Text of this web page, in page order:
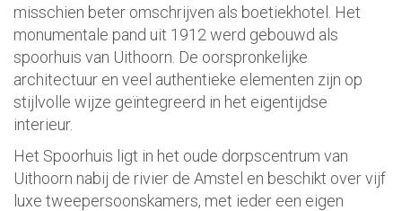
misschien beter omschrijven als boetiekhotel. Het
monumentale pand uit 1912 werd gebouwd als
spoorhuis van Uithoorn. De oorspronkelijke
architectuur en veel authentieke elementen zijn op
stijlvolle wijze geïntegreerd in het eigentijdse
interieur.
Het Spoorhuis ligt in het oude dorpscentrum van
Uithoorn nabij de rivier de Amstel en beschikt over vijf
luxe tweepersoonskamers, met ieder een eigen